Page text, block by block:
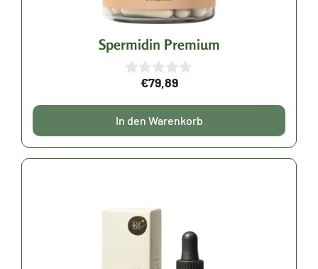
Spermidin Premium
o
n
€79,89
In den Warenkorb